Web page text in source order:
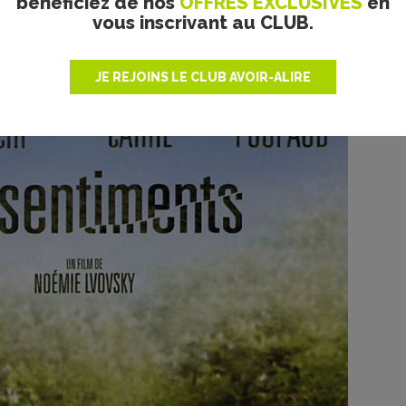
vous inscrivant au CLUB.
JE REJOINS LE CLUB AVOIR-ALIRE
à plat... Malgré cela, le film conserve son charme. Il y
il reste un film de bonne facture, léger et plaisant.